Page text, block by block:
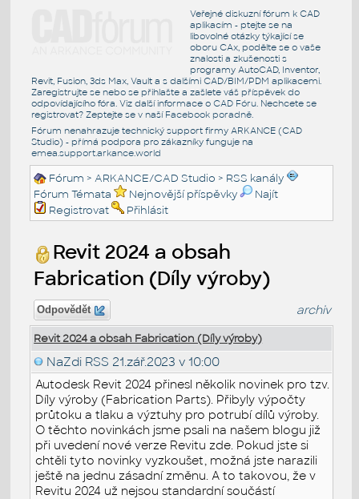
Veřejné diskuzní fórum k CAD
aplikacím - ptejte se na
libovolné otázky týkající se
oboru CAx, podělte se o vaše
znalosti a zkušenosti s
programy AutoCAD, Inventor,
Revit, Fusion, 3ds Max, Vault a s dalšími CAD/BIM/PDM aplikacemi.
Zaregistrujte se nebo se přihlašte a zašlete váš příspěvek do
odpovídajícího fóra. Viz další informace o CAD Fóru. Nechcete se
registrovat? Zeptejte se v naší Facebook poradně.
Fórum nenahrazuje technický support firmy ARKANCE (CAD
Studio) - přímá podpora pro zákazníky funguje na
emea.support.arkance.world
Fórum >ARKANCE/CAD Studio > RSS kanály
Fórum Témata
Nejnovější příspěvky
Najít
Registrovat
Přihlásit
Revit 2024 a obsah
Fabrication (Díly výroby)
Odpovědět archiv
Revit 2024 a obsah Fabrication (Díly výroby)
NaZdi RSS 21.zář.2023 v 10:00
Autodesk Revit 2024 přinesl několik novinek pro tzv.
Díly výroby (Fabrication Parts). Přibyly výpočty
průtoku a tlaku a výztuhy pro potrubí dílů výroby.
O těchto novinkách jsme psali na našem blogu již
při uvedení nové verze Revitu zde. Pokud jste si
chtěli tyto novinky vyzkoušet, možná jste narazili
ještě na jednu zásadní změnu. A to takovou, že v
Revitu 2024 už nejsou standardní součástí